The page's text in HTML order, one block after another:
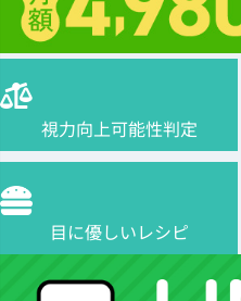
視力向上可能性判定
目に優しいレシピ